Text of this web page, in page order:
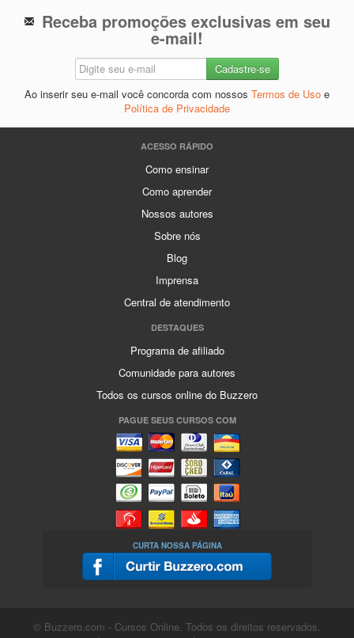
Receba promoções exclusivas em seu
e-mail!
Ao inserir seu e-mail você concorda com nossos Termos de Uso e
Política de Privacidade
ACESSO RÁPIDO
Como ensinar
Como aprender
Nossos autores
Sobre nós
Blog
Imprensa
Central de atendimento
DESTAQUES
Programa de afiliado
Comunidade para autores
Todos os cursos online do Buzzero
PAGUE SEUS CURSOS COM
CURTA NOSSA PÁGINA
© Buzzero.com - Cursos Online. Todos os direitos reservados.